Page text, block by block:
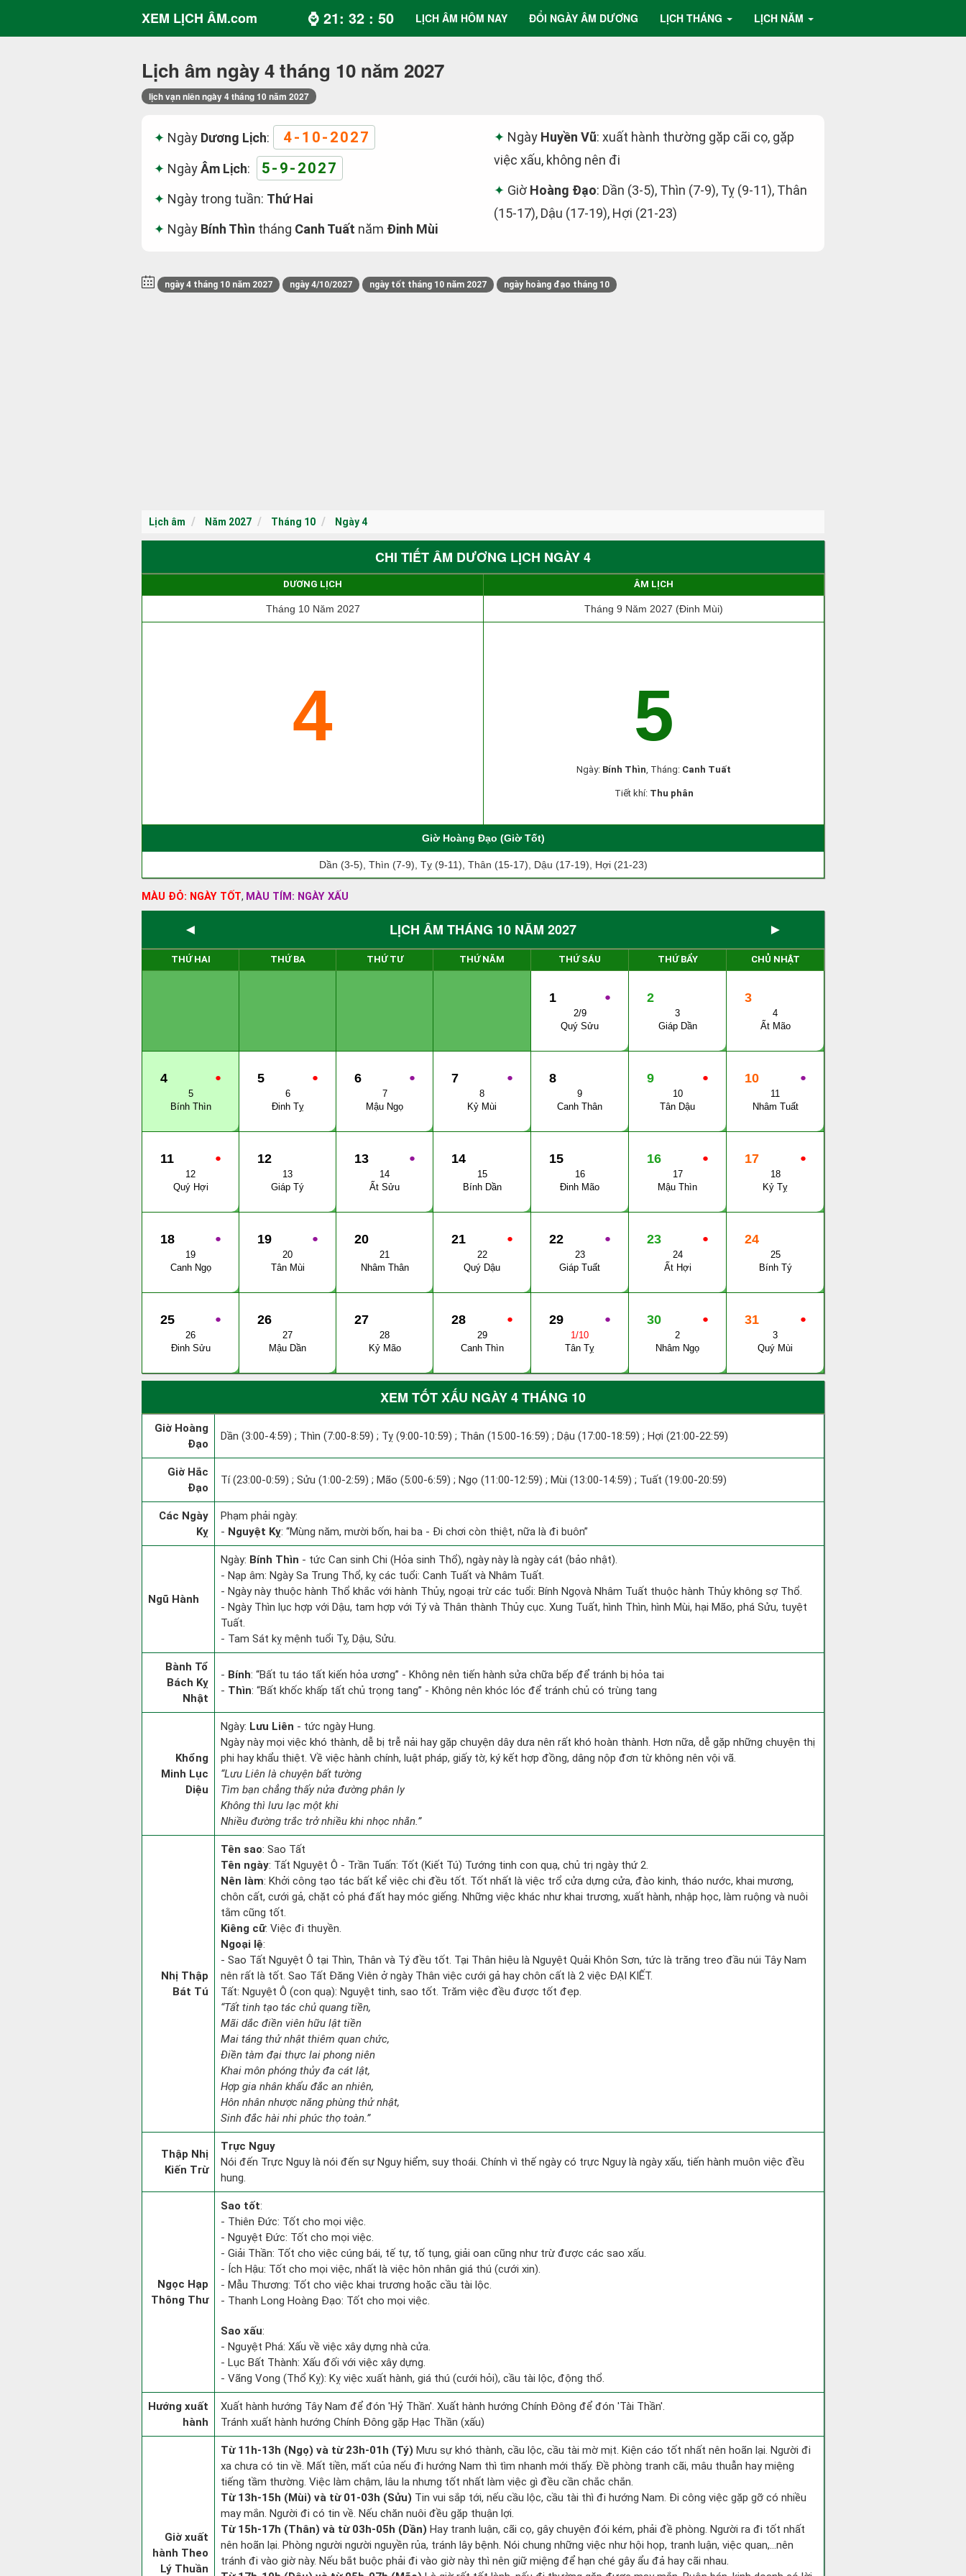
XEM LỊCH ÂM.com ⌚ 21: 32 : 50 LỊCH ÂM HÔM NAY ĐỔI NGÀY ÂM DƯƠNG LỊCH THÁNG LỊCH NĂM
Lịch âm ngày 4 tháng 10 năm 2027
lịch vạn niên ngày 4 tháng 10 năm 2027
Ngày Dương Lịch: 4-10-2027
NgàyÂm Lịch: 5-9-2027
Ngày trong tuần: Thứ Hai
Ngày Bính Thìn tháng Canh Tuất năm Đinh Mùi
Ngày Huyền Vũ: xuất hành thường gặp cãi cọ, gặp
việc xấu, không nên đi
Giờ Hoàng Đạo: Dần (3-5), Thìn (7-9), Tỵ (9-11), Thân
(15-17), Dậu (17-19), Hợi (21-23)
ngày 4 tháng 10 năm 2027 ngày 4/10/2027 ngày tốt tháng 10 năm 2027 ngày hoàng đạo tháng 10
Lịch âm Năm 2027 Tháng 10 Ngày 4
CHI TIẾT ÂM DƯƠNG LỊCH NGÀY 4
DƯƠNG LỊCH ÂM LỊCH
Tháng 10 Năm 2027 Tháng 9 Năm 2027 (Đinh Mùi)
4 5
Ngày: Bính Thìn, Tháng: Canh Tuất
Tiết khí: Thu phân
Giờ Hoàng Đạo (Giờ Tốt)
Dần (3-5), Thìn (7-9), Tỵ (9-11), Thân (15-17), Dậu (17-19), Hợi (21-23)
MÀU ĐỎ: NGÀY TỐT, MÀU TÍM: NGÀY XẤU
◄ LỊCH ÂM THÁNG 10 NĂM 2027 ►
THỨ HAI THỨ BA THỨ TƯ THỨ NĂM THỨ SÁU THỨ BẨY CHỦ NHẬT
●
1
2/9
Quý Sửu
2
3
Giáp Dần
3
4
Ất Mão
●
4
5
Bính Thìn
●
5
6
Đinh Tỵ
●
6
7
Mậu Ngọ
●
7
8
Kỷ Mùi
8
9
Canh Thân
●
9
10
Tân Dậu
●
10
11
Nhâm Tuất
●
11
12
Quý Hợi
12
13
Giáp Tý
●
13
14
Ất Sửu
14
15
Bính Dần
15
16
Đinh Mão
●
16
17
Mậu Thìn
●
17
18
Kỷ Tỵ
●
18
19
Canh Ngọ
●
19
20
Tân Mùi
20
21
Nhâm Thân
●
21
22
Quý Dậu
●
22
23
Giáp Tuất
●
23
24
Ất Hợi
24
25
Bính Tý
●
25
26
Đinh Sửu
26
27
Mậu Dần
27
28
Kỷ Mão
●
28
29
Canh Thìn
●
29
1/10
Tân Tỵ
●
30
2
Nhâm Ngọ
●
31
3
Quý Mùi
XEM TỐT XẤU NGÀY 4 THÁNG 10
Giờ Hoàng
Đạo
Dần (3:00-4:59) ; Thìn (7:00-8:59) ; Tỵ (9:00-10:59) ; Thân (15:00-16:59) ; Dậu (17:00-18:59) ; Hợi (21:00-22:59)
Giờ Hắc
Đạo
Tí (23:00-0:59) ; Sửu (1:00-2:59) ; Mão (5:00-6:59) ; Ngọ (11:00-12:59) ; Mùi (13:00-14:59) ; Tuất (19:00-20:59)
Các Ngày
Kỵ
Phạm phải ngày:
- Nguyệt Kỵ: “Mùng năm, mười bốn, hai ba - Đi chơi còn thiệt, nữa là đi buôn”
Ngũ Hành
Ngày: Bính Thìn - tức Can sinh Chi (Hỏa sinh Thổ), ngày này là ngày cát (bảo nhật).
- Nạp âm: Ngày Sa Trung Thổ, kỵ các tuổi: Canh Tuất và Nhâm Tuất.
- Ngày này thuộc hành Thổ khắc với hành Thủy, ngoại trừ các tuổi: Bính Ngọvà Nhâm Tuất thuộc hành Thủy không sợ Thổ.
- Ngày Thìn lục hợp với Dậu, tam hợp với Tý và Thân thành Thủy cục. Xung Tuất, hình Thìn, hình Mùi, hại Mão, phá Sửu, tuyệt
Tuất.
- Tam Sát kỵ mệnh tuổi Tỵ, Dậu, Sửu.
Bành Tổ
Bách Kỵ
Nhật
- Bính: “Bất tu táo tất kiến hỏa ương” - Không nên tiến hành sửa chữa bếp để tránh bị hỏa tai
- Thìn: “Bất khốc khấp tất chủ trọng tang” - Không nên khóc lóc để tránh chủ có trùng tang
Khổng
Minh Lục
Diệu
Ngày: Lưu Liên - tức ngày Hung.
Ngày này mọi việc khó thành, dễ bị trễ nải hay gặp chuyện dây dưa nên rất khó hoàn thành. Hơn nữa, dễ gặp những chuyện thị
phi hay khẩu thiệt. Về việc hành chính, luật pháp, giấy tờ, ký kết hợp đồng, dâng nộp đơn từ không nên vội vã.
“Lưu Liên là chuyện bất tường
Tìm bạn chẳng thấy nửa đường phân ly
Không thì lưu lạc một khi
Nhiều đường trắc trở nhiều khi nhọc nhằn.”
Nhị Thập
Bát Tú
Tên sao: Sao Tất
Tên ngày: Tất Nguyệt Ô - Trần Tuấn: Tốt (Kiết Tú) Tướng tinh con quạ, chủ trị ngày thứ 2.
Nên làm: Khởi công tạo tác bất kể việc chi đều tốt. Tốt nhất là việc trổ cửa dựng cửa, đào kinh, tháo nước, khai mương,
chôn cất, cưới gả, chặt cỏ phá đất hay móc giếng. Những việc khác như khai trương, xuất hành, nhập học, làm ruộng và nuôi
tằm cũng tốt.
Kiêng cữ: Việc đi thuyền.
Ngoại lệ:
- Sao Tất Nguyệt Ô tại Thìn, Thân và Tý đều tốt. Tại Thân hiệu là Nguyệt Quải Khôn Sơn, tức là trăng treo đầu núi Tây Nam
nên rất là tốt. Sao Tất Đăng Viên ở ngày Thân việc cưới gả hay chôn cất là 2 việc ĐẠI KIẾT.
Tất: Nguyệt Ô (con quạ): Nguyệt tinh, sao tốt. Trăm việc đều được tốt đẹp.
“Tất tinh tạo tác chủ quang tiền,
Mãi dắc điền viên hữu lật tiền
Mai táng thử nhật thiêm quan chức,
Điền tàm đại thực lai phong niên
Khai môn phóng thủy đa cát lật,
Hợp gia nhân khẩu đắc an nhiên,
Hôn nhân nhược năng phùng thử nhật,
Sinh đắc hài nhi phúc thọ toàn.”
Thập Nhị
Kiến Trừ
Trực Nguy
Nói đến Trực Nguy là nói đến sự Nguy hiểm, suy thoái. Chính vì thế ngày có trực Nguy là ngày xấu, tiến hành muôn việc đều
hung.
Ngọc Hạp
Thông Thư
Sao tốt:
- Thiên Đức: Tốt cho mọi việc.
- Nguyệt Đức: Tốt cho mọi việc.
- Giải Thần: Tốt cho việc cúng bái, tế tự, tố tụng, giải oan cũng như trừ được các sao xấu.
- Ích Hậu: Tốt cho mọi việc, nhất là việc hôn nhân giá thú (cưới xin).
- Mẫu Thương: Tốt cho việc khai trương hoặc cầu tài lộc.
- Thanh Long Hoàng Đạo: Tốt cho mọi việc.
Sao xấu:
- Nguyệt Phá: Xấu về việc xây dựng nhà cửa.
- Lục Bất Thành: Xấu đối với việc xây dựng.
- Vãng Vong (Thổ Kỵ): Kỵ việc xuất hành, giá thú (cưới hỏi), cầu tài lộc, động thổ.
Hướng xuất
hành
Xuất hành hướng Tây Nam để đón 'Hỷ Thần'. Xuất hành hướng Chính Đông để đón 'Tài Thần'.
Tránh xuất hành hướng Chính Đông gặp Hạc Thần (xấu)
Giờ xuất
hành Theo
Lý Thuần
Từ 11h-13h (Ngọ) và từ 23h-01h (Tý) Mưu sự khó thành, cầu lộc, cầu tài mờ mịt. Kiện cáo tốt nhất nên hoãn lại. Người đi
xa chưa có tin về. Mất tiền, mất của nếu đi hướng Nam thì tìm nhanh mới thấy. Đề phòng tranh cãi, mâu thuẫn hay miệng
tiếng tầm thường. Việc làm chậm, lâu la nhưng tốt nhất làm việc gì đều cần chắc chắn.
Từ 13h-15h (Mùi) và từ 01-03h (Sửu) Tin vui sắp tới, nếu cầu lộc, cầu tài thì đi hướng Nam. Đi công việc gặp gỡ có nhiều
may mắn. Người đi có tin về. Nếu chăn nuôi đều gặp thuận lợi.
Từ 15h-17h (Thân) và từ 03h-05h (Dần) Hay tranh luận, cãi cọ, gây chuyện đói kém, phải đề phòng. Người ra đi tốt nhất
nên hoãn lại. Phòng người người nguyền rủa, tránh lây bệnh. Nói chung những việc như hội họp, tranh luận, việc quan,…nên
tránh đi vào giờ này. Nếu bắt buộc phải đi vào giờ này thì nên giữ miệng để hạn ché gây ẩu đả hay cãi nhau.